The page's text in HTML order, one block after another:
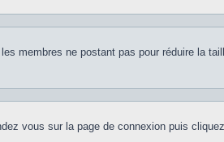
membres ne postant pas pour réduire la
vous sur la page de connexion puis